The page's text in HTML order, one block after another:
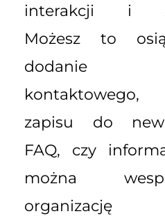
interakcji i
Możesz to
dodanie
zapisu do
FAQ, czy
można